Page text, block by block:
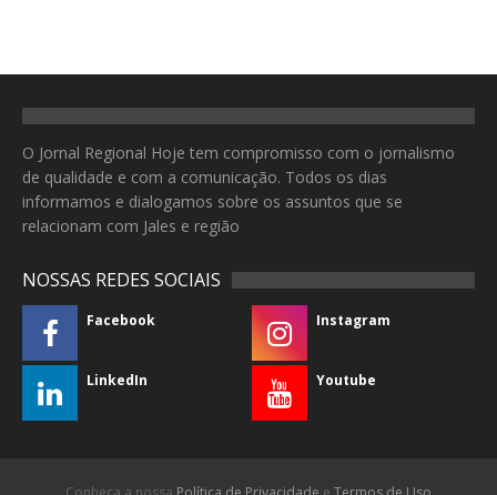
O Jornal Regional Hoje tem compromisso com o jornalismo
de qualidade e com a comunicação. Todos os dias
informamos e dialogamos sobre os assuntos que se
relacionam com Jales e região
NOSSAS REDES SOCIAIS
Facebook Instagram
LinkedIn Youtube